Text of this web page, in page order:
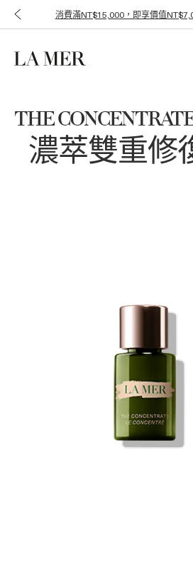
消費滿NT$15,000，即享價值
THE
濃萃雙重修